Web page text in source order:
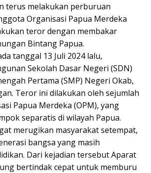
terus melakukan perburuan
Organisasi Papua Merdeka
teror dengan membakar
Bintang Papua.
tanggal 13 Juli 2024 lalu,
Sekolah Dasar Negeri (SDN)
Pertama (SMP) Negeri Okab,
Teror ini dilakukan oleh sejumlah
Papua Merdeka (OPM), yang
separatis di wilayah Papua.
merugikan masyarakat setempat,
bangsa yang masih
Dari kejadian tersebut Aparat
bertindak cepat untuk memburu